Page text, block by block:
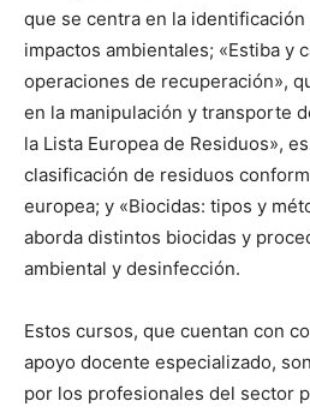
que se centra en la
impactos ambientales; «Estiba y
operaciones de recuperación»,
en la manipulación y transporte
la Lista Europea de Residuos»,
clasificación de residuos
europea; y «Biocidas: tipos y
aborda distintos biocidas y
ambiental y desinfección.
Estos cursos, que cuentan con
apoyo docente especializado,
por los profesionales del sector